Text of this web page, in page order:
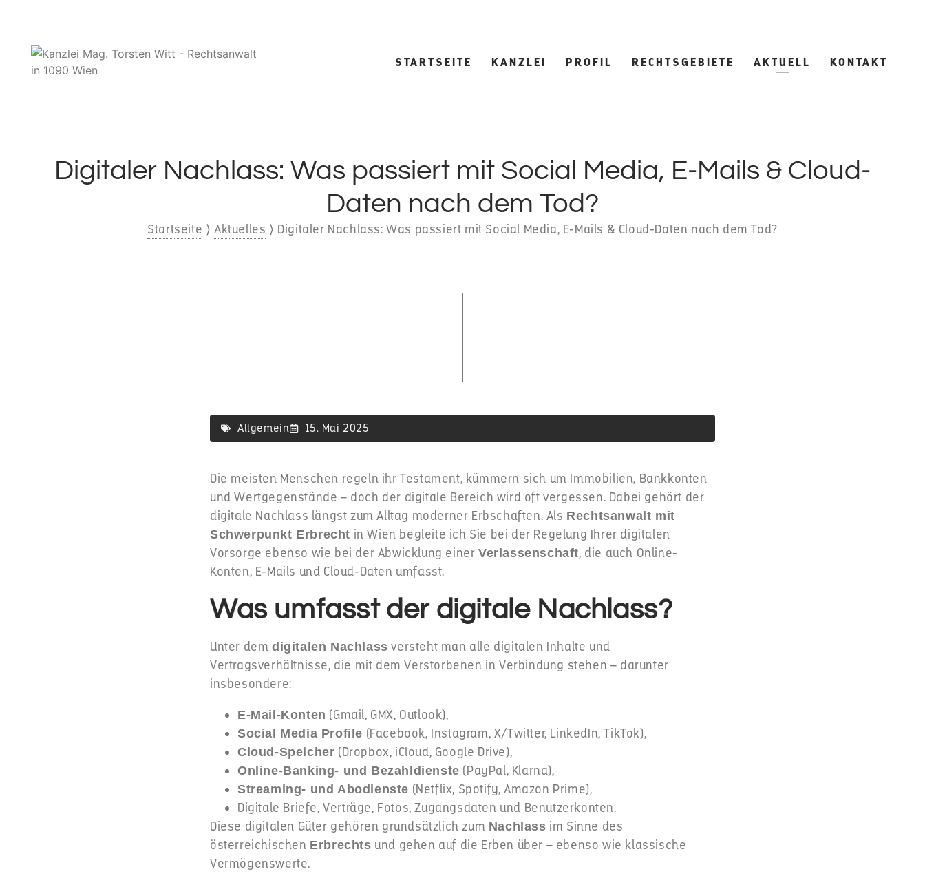
STARTSEITE KANZLEI PROFIL RECHTSGEBIETE AKTUELL KONTAKT
Digitaler Nachlass: Was passiert mit Social Media, E-Mails & Cloud-
Daten nach dem Tod?
Startseite ⟩ Aktuelles ⟩ Digitaler Nachlass: Was passiert mit Social Media, E-Mails & Cloud-Daten nach dem Tod?
Allgemein 15. Mai 2025
Die meisten Menschen regeln ihr Testament, kümmern sich um Immobilien, Bankkonten
und Wertgegenstände – doch der digitale Bereich wird oft vergessen. Dabei gehört der
digitale Nachlass längst zum Alltag moderner Erbschaften. Als Rechtsanwalt mit
Schwerpunkt Erbrecht in Wien begleite ich Sie bei der Regelung Ihrer digitalen
Vorsorge ebenso wie bei der Abwicklung einerVerlassenschaft, die auch Online-
Konten, E-Mails und Cloud-Daten umfasst.
Was umfasst der digitale Nachlass?
Unter dem digitalen Nachlass versteht man alle digitalen Inhalte und
Vertragsverhältnisse, die mit dem Verstorbenen in Verbindung stehen – darunter
insbesondere:
E-Mail-Konten (Gmail, GMX, Outlook),
Social Media Profile (Facebook, Instagram, X/Twitter, LinkedIn, TikTok),
Cloud-Speicher (Dropbox, iCloud, Google Drive),
Online-Banking- und Bezahldienste (PayPal, Klarna),
Streaming- und Abodienste (Netflix, Spotify, Amazon Prime),
Digitale Briefe, Verträge, Fotos, Zugangsdaten und Benutzerkonten.
Diese digitalen Güter gehören grundsätzlich zum Nachlass im Sinne des
österreichischen Erbrechts und gehen auf die Erben über – ebenso wie klassische
Vermögenswerte.